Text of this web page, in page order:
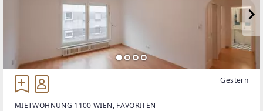
Gestern
MIETWOHNUNG 1100 WIEN, FAVORITEN